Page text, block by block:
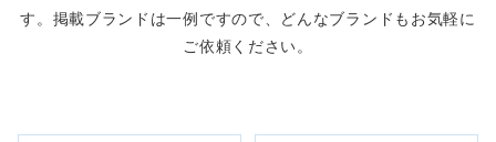
す。掲載ブランドは一例ですので、どんなブランドもお気軽に
ご依頼ください。